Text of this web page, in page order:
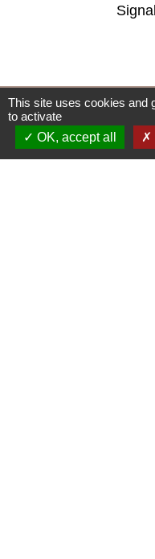
Accès directs
This site uses cookies and
to activate
OK, accept all